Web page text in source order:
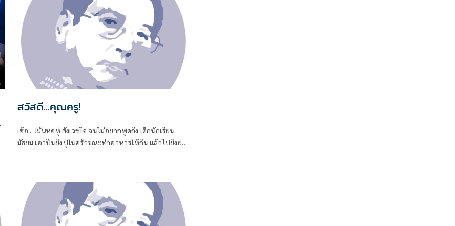
สวัสดี...คุณครู!
เฮ้อ....!มันหดหู่ สังเวชใจ จนไม่อยากพูดถึง เด็กนักเรียน
มัธยม เอาปืนยิงปู่ในครัวขณะทำอาหารให้กิน แล้วไปยิงย่า